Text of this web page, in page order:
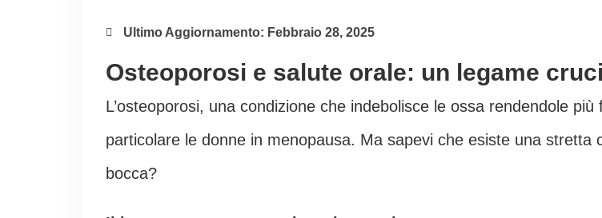
Ultimo Aggiornamento: Febbraio 28, 2025
Osteoporosi e salute orale: un legame
L’osteoporosi, una condizione che indebolisce le ossa rendendole
particolare le donne in menopausa. Ma sapevi che esiste una stretta
bocca?